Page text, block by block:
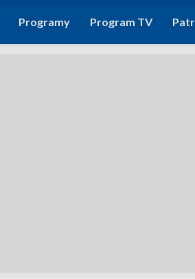
Programy Program TV